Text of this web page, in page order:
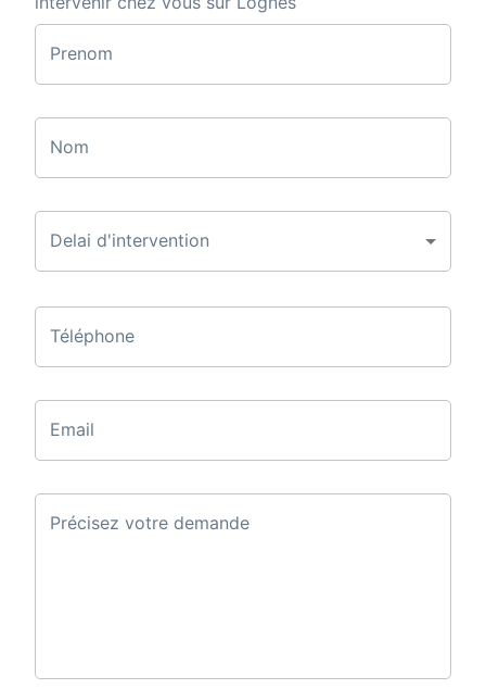
Prenom
Nom
Delai d'intervention
Téléphone
Email
Précisez votre demande